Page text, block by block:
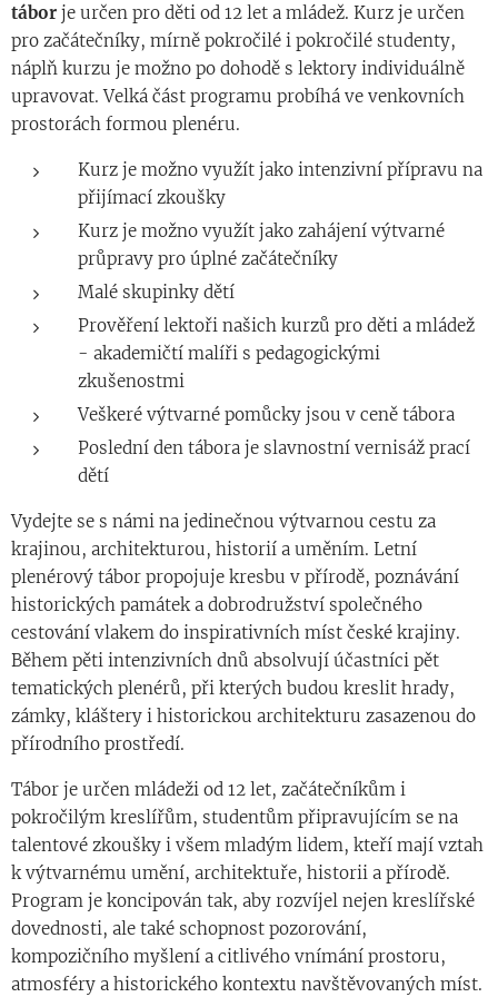
tábor je určen pro děti od 12 let a mládež. Kurz je určen
pro začátečníky, mírně pokročilé i pokročilé studenty,
náplň kurzu je možno po dohodě s lektory individuálně
upravovat. Velká část programu probíhá ve venkovních
prostorách formou plenéru.
Kurz je možno využít jako intenzivní přípravu na
přijímací zkoušky
Kurz je možno využít jako zahájení výtvarné
průpravy pro úplné začátečníky
Malé skupinky dětí
Prověření lektoři našich kurzů pro děti a mládež
- akademičtí malíři s pedagogickými
zkušenostmi
Veškeré výtvarné pomůcky jsou v ceně tábora
Poslední den tábora je slavnostní vernisáž prací
dětí
Vydejte se s námi na jedinečnou výtvarnou cestu za
krajinou, architekturou, historií a uměním. Letní
plenérový tábor propojuje kresbu v přírodě, poznávání
historických památek a dobrodružství společného
cestování vlakem do inspirativních míst české krajiny.
Během pěti intenzivních dnů absolvují účastníci pět
tematických plenérů, při kterých budou kreslit hrady,
zámky, kláštery i historickou architekturu zasazenou do
přírodního prostředí.
Tábor je určen mládeži od 12 let, začátečníkům i
pokročilým kreslířům, studentům připravujícím se na
talentové zkoušky i všem mladým lidem, kteří mají vztah
k výtvarnému umění, architektuře, historii a přírodě.
Program je koncipován tak, aby rozvíjel nejen kreslířské
dovednosti, ale také schopnost pozorování,
kompozičního myšlení a citlivého vnímání prostoru,
atmosféry a historického kontextu navštěvovaných míst.